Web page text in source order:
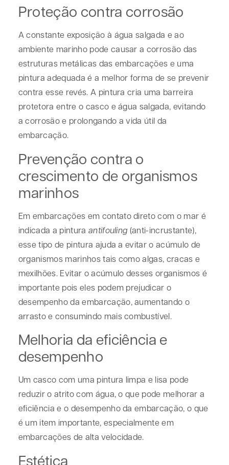
Proteção contra corrosão
A constante exposição à água salgada e ao
ambiente marinho pode causar a corrosão das
estruturas metálicas das embarcações e uma
pintura adequada é a melhor forma de se prevenir
contra esse revés. A pintura cria uma barreira
protetora entre o casco e água salgada, evitando
a corrosão e prolongando a vida útil da
embarcação.
Prevenção contra o
crescimento de organismos
marinhos
Em embarcações em contato direto com o mar é
indicada a pintura antifouling (anti-incrustante),
esse tipo de pintura ajuda a evitar o acúmulo de
organismos marinhos tais como algas, cracas e
mexilhões. Evitar o acúmulo desses organismos é
importante pois eles podem prejudicar o
desempenho da embarcação, aumentando o
arrasto e consumindo mais combustível.
Melhoria da eficiência e
desempenho
Um casco com uma pintura limpa e lisa pode
reduzir o atrito com água, o que pode melhorar a
eficiência e o desempenho da embarcação, o que
é um item importante, especialmente em
embarcações de alta velocidade.
Estética